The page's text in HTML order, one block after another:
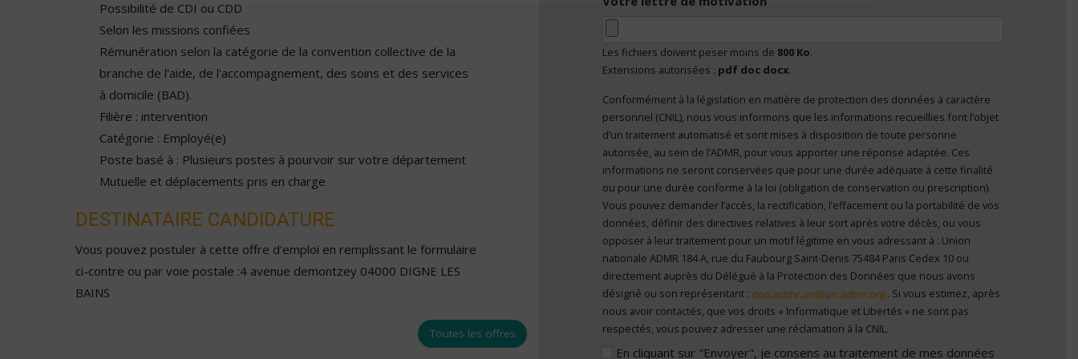
Possibilité de CDI ou CDD
Selon les missions confiées
Rémunération selon la catégorie de la convention collective de la
branche de l'aide, de l'accompagnement, des soins et des services
à domicile (BAD).
Filière : intervention
Catégorie : Employé(e)
Poste basé à : Plusieurs postes à pourvoir sur votre département
Mutuelle et déplacements pris en charge
DESTINATAIRE CANDIDATURE
Vous pouvez postuler à cette offre d'emploi en remplissant le formulaire
ci-contre ou par voie postale :4 avenue demontzey 04000 DIGNE LES
BAINS
Toutes les offres
Les fichiers doivent peser moins de 800 Ko.
Extensions autorisées : pdf doc docx.
En cliquant sur "Envoyer", je consens au traitement de mes données à
caractère personnel*
Conformément à la législation en matière de protection des données à caractère
personnel (CNIL), nous vous informons que les informations recueillies font l’objet
d’un traitement automatisé et sont mises à disposition de toute personne
autorisée, au sein de l’ADMR, pour vous apporter une réponse adaptée. Ces
informations ne seront conservées que pour une durée adéquate à cette finalité
ou pour une durée conforme à la loi (obligation de conservation ou prescription).
Vous pouvez demander l’accès, la rectification, l’effacement ou la portabilité de vos
données, définir des directives relatives à leur sort après votre décès, ou vous
opposer à leur traitement pour un motif légitime en vous adressant à : Union
nationale ADMR 184 A, rue du Faubourg Saint-Denis 75484 Paris Cedex 10 ou
directement auprès du Délégué à la Protection des Données que nous avons
désigné ou son représentant :
. Si vous estimez, après
nous avoir contactés, que vos droits « Informatique et Libertés » ne sont pas
respectés, vous pouvez adresser une réclamation à la CNIL.
En cliquant sur "Envoyer", je consens au traitement de mes données